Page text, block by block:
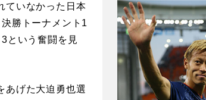
ていなかった日本
勝トーナメント1
という奮闘を見
あげた大迫勇也選